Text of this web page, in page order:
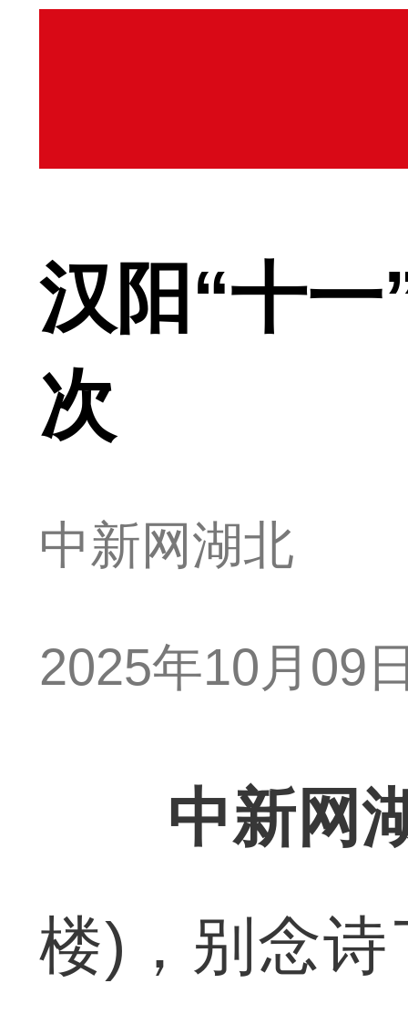
汉阳“十一
次
中新网湖北
2025年10月09
中新网
楼)，别念诗